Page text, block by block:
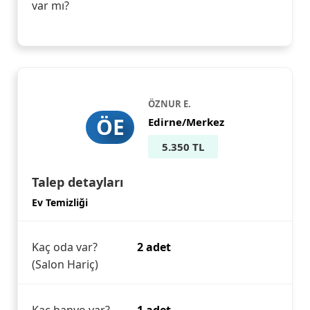
var mı?
ÖE
ÖZNUR E.
Edirne/Merkez
5.350 TL
Talep detayları
Ev Temizliği
Kaç oda var?
(Salon Hariç)
2 adet